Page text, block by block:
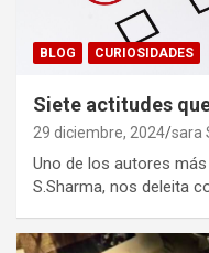
BLOG CURIOSIDADES
Siete actitudes
29 diciembre, 2024 sara
Uno de los autores
S.Sharma, nos deleita